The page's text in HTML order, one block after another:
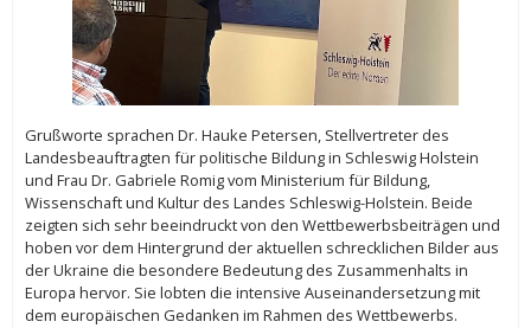
Grußworte sprachen Dr. Hauke Petersen, Stellvertreter des
Landesbeauftragten für politische Bildung in Schleswig Holstein
und Frau Dr. Gabriele Romig vom Ministerium für Bildung,
Wissenschaft und Kultur des Landes Schleswig-Holstein. Beide
zeigten sich sehr beeindruckt von den Wettbewerbsbeiträgen und
hoben vor dem Hintergrund der aktuellen schrecklichen Bilder aus
der Ukraine die besondere Bedeutung des Zusammenhalts in
Europa hervor. Sie lobten die intensive Auseinandersetzung mit
dem europäischen Gedanken im Rahmen des Wettbewerbs.